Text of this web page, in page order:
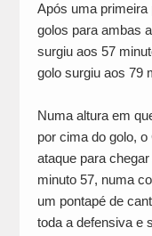
Após uma primeira
golos para ambas
surgiu aos 57
golo surgiu aos 79
Numa altura em
por cima do golo,
ataque para
minuto 57, numa
um pontapé de
toda a defensiva e